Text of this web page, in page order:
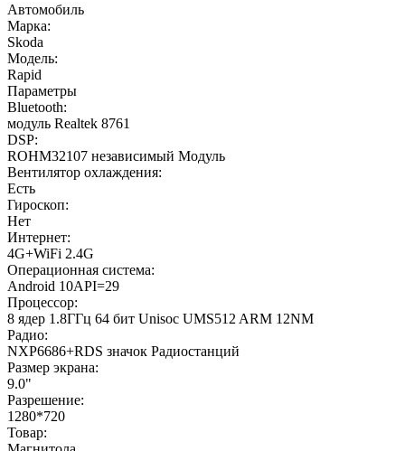
Автомобиль
Марка:
Skoda
Модель:
Rapid
Параметры
Bluetooth:
модуль Realtek 8761
DSP:
ROHM32107 независимый Модуль
Вентилятор охлаждения:
Есть
Гироскоп:
Нет
Интернет:
4G+WiFi 2.4G
Операционная система:
Android 10API=29
Процессор:
8 ядер 1.8ГГц 64 бит Unisoc UMS512 ARM 12NM
Радио:
NXP6686+RDS значок Радиостанций
Размер экрана:
9.0"
Разрешение:
1280*720
Товар: